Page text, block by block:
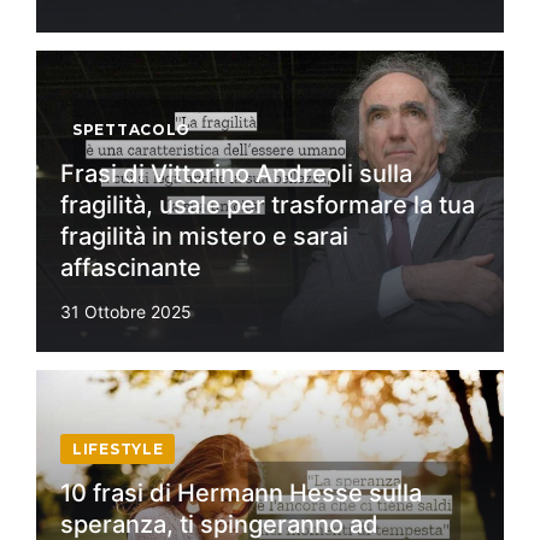
SPETTACOLO
Frasi di Vittorino Andreoli sulla
fragilità, usale per trasformare la tua
fragilità in mistero e sarai
affascinante
31 Ottobre 2025
LIFESTYLE
10 frasi di Hermann Hesse sulla
speranza, ti spingeranno ad